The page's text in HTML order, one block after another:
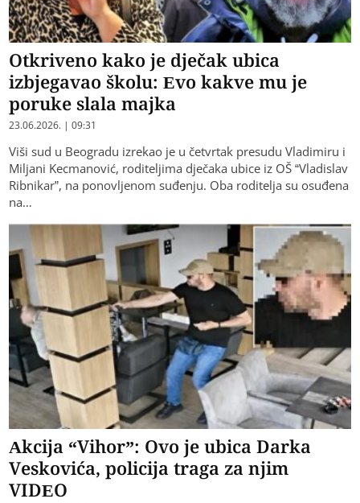
Otkriveno kako je d‌ječak ubica
izbjegavao školu: Evo kakve mu je
poruke slala majka
23.06.2026. | 09:31
Viši sud u Beogradu izrekao je u četvrtak presudu Vladimiru i
Miljani Kecmanović, roditeljima d‌ječaka ubice iz OŠ “Vladislav
Ribnikar”, na ponovljenom suđenju. Oba roditelja su osuđena
na…
Akcija “Vihor”: Ovo je ubica Darka
Veskovića, policija traga za njim
VIDEO